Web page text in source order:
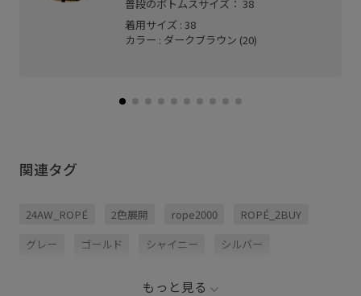
普段のボトムスサイズ： 38
着用サイズ : 38
カラー : ダークブラウン (20)
関連タグ
24AW_ROPÉ 2色展開 rope2000 ROPÉ_2BUY
グレー ゴールド シャイニー シルバー
もっと見る